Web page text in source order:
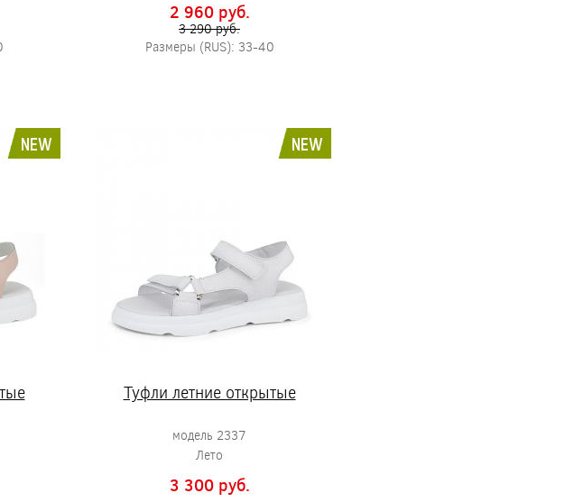
2 960 pуб.
3 290 pуб.
Размеры (RUS): 33-40
NEW NEW
Туфли летние открытые
модель 2337
Лето
3 300 pуб.